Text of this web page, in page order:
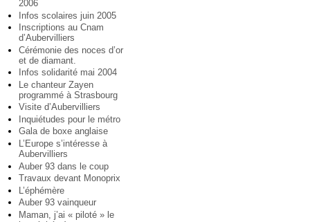
2006
Infos scolaires juin 2005
Inscriptions au Cnam
d’Aubervilliers
Cérémonie des noces d’or
et de diamant.
Infos solidarité mai 2004
Le chanteur Zayen
programmé à Strasbourg
Visite d’Aubervilliers
Inquiétudes pour le métro
Gala de boxe anglaise
L’Europe s’intéresse à
Aubervilliers
Auber 93 dans le coup
Travaux devant Monoprix
L’éphémère
Auber 93 vainqueur
Maman, j’ai « piloté » le